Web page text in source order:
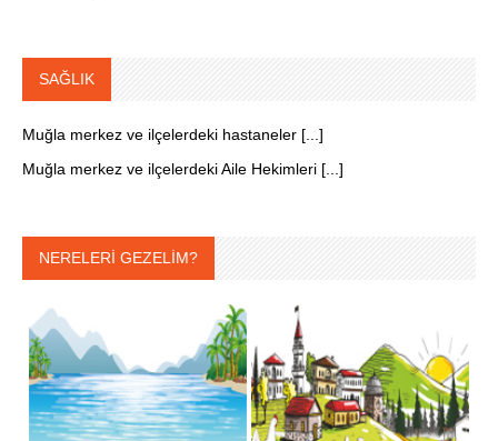
SAĞLIK
Muğla merkez ve ilçelerdeki hastaneler [...]
Muğla merkez ve ilçelerdeki Aile Hekimleri [...]
NERELERİ GEZELİM?